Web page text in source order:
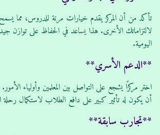
تأكد من أن المركز يقدم خيارات مرنة للدروس، مما
لالتزاماتك الأخرى. هذا يساعد في الحفاظ على توازن جيد
اليومية.
**الدعم الأسري**
اختر مركزًا يشجع على التواصل بين المعلمين وأولياء
أن يكون له تأثير كبير على دافع الطلاب لاستكمال رحلة
**تجارب سابقة**